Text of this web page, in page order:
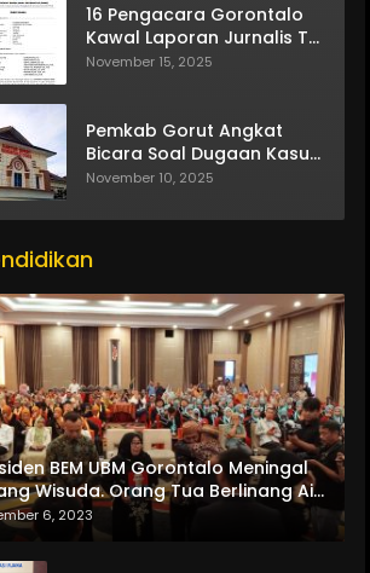
16 Pengacara Gorontalo
Kawal Laporan Jurnalis TV
One
November 15, 2025
Pemkab Gorut Angkat
Bicara Soal Dugaan Kasus
Asusila Oknum ASN
November 10, 2025
BEM UBM Gorontalo Meningal
Wisuda. Orang Tua Berlinang Air
Menerima SKL dan Pemasangan
6, 2023